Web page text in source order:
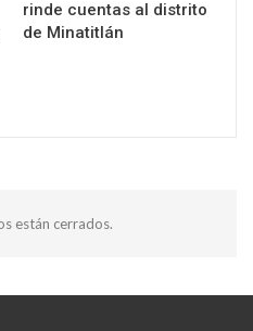
rinde cuentas al distrito
de Minatitlán
están cerrados.